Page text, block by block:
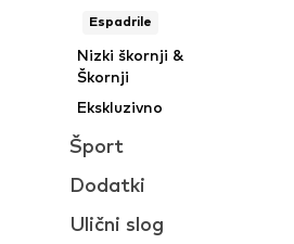
Espadrile
Nizki škornji &
Škornji
Ekskluzivno
Šport
Dodatki
Ulični slog